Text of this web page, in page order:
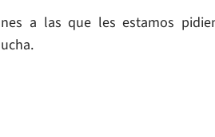
a las que les estamos